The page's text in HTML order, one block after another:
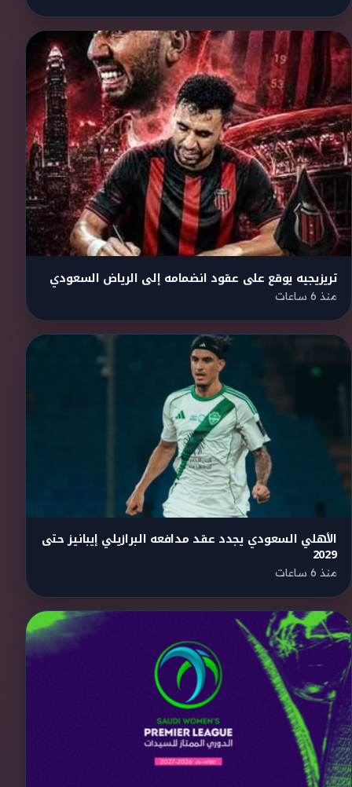
تريزيجيه يوقع على عقود انضمامه إلى الرياض السعودي
منذ 6 ساعات
الأهلي السعودي يجدد عقد مدافعه البرازيلي إيبانيز حتى
2029
منذ 6 ساعات